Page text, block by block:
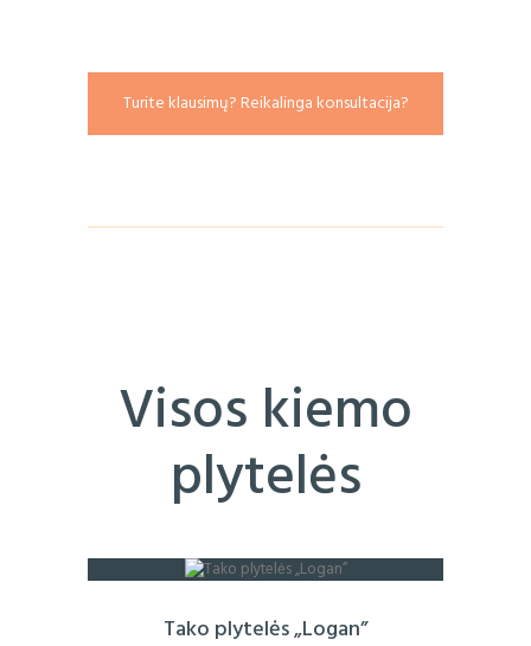
Turite klausimų? Reikalinga konsultacija?
Visos kiemo
plytelės
Tako plytelės „Logan”